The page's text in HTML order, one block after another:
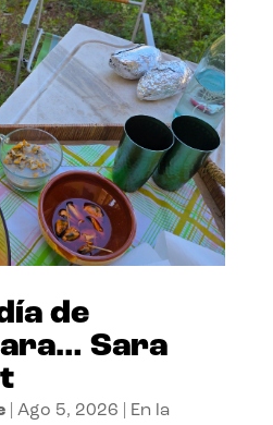
de
Sara
| Ago 5, 2026
En la